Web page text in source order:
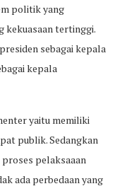
politik yang
kekuasaan tertinggi.
sebagai kepala
kepala
yaitu memiliki
publik. Sedangkan
pelaksaaan
ada perbedaan yang